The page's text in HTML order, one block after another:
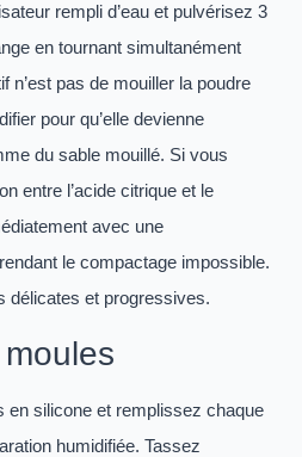
rempli d’eau et pulvérisez 3
en tournant simultanément
n’est pas de mouiller la poudre
pour qu’elle devienne
du sable mouillé. Si vous
entre l’acide citrique et le
avec une
le compactage impossible.
délicates et progressives.
en silicone et remplissez chaque
humidifiée. Tassez